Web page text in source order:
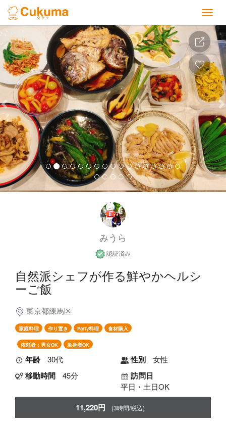
Previous
みうら
認証済み
自然派シェフが作る鮮やかヘルシ
ーご飯
東京都練馬区
家庭料理 作り置き Party料理 食材購入
依頼者：男女OK 単身者OK
年齢 30代 性別 女性
移動時間 45分 訪問日
平日・土日OK
11,220円 (3時間/税込)